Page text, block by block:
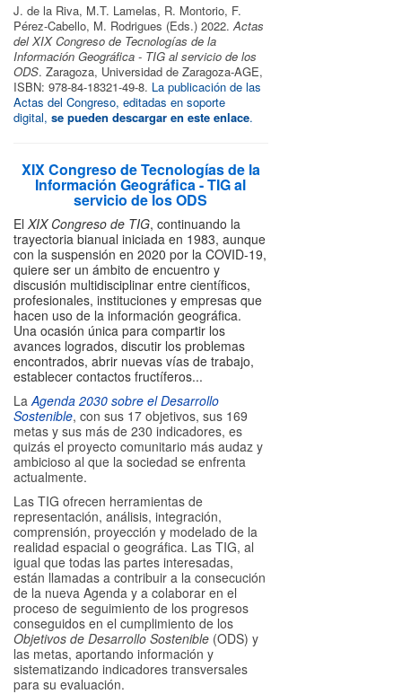
J. de la Riva, M.T. Lamelas, R. Montorio, F.
Pérez-Cabello, M. Rodrigues (Eds.) 2022. Actas
del XIX Congreso de Tecnologías de la
Información Geográfica - TIG al servicio de los
ODS. Zaragoza, Universidad de Zaragoza-AGE,
ISBN: 978-84-18321-49-8. La publicación de las
Actas del Congreso, editadas en soporte
digital, se pueden descargar en este enlace.
XIX Congreso de Tecnologías de la
Información Geográfica - TIG al
servicio de los ODS
El XIX Congreso de TIG, continuando la
trayectoria bianual iniciada en 1983, aunque
con la suspensión en 2020 por la COVID-19,
quiere ser un ámbito de encuentro y
discusión multidisciplinar entre científicos,
profesionales, instituciones y empresas que
hacen uso de la información geográfica.
Una ocasión única para compartir los
avances logrados, discutir los problemas
encontrados, abrir nuevas vías de trabajo,
establecer contactos fructíferos...
La Agenda 2030 sobre el Desarrollo
Sostenible, con sus 17 objetivos, sus 169
metas y sus más de 230 indicadores, es
quizás el proyecto comunitario más audaz y
ambicioso al que la sociedad se enfrenta
actualmente.
Las TIG ofrecen herramientas de
representación, análisis, integración,
comprensión, proyección y modelado de la
realidad espacial o geográfica. Las TIG, al
igual que todas las partes interesadas,
están llamadas a contribuir a la consecución
de la nueva Agenda y a colaborar en el
proceso de seguimiento de los progresos
conseguidos en el cumplimiento de los
Objetivos de Desarrollo Sostenible (ODS) y
las metas, aportando información y
sistematizando indicadores transversales
para su evaluación.